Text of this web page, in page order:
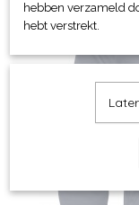
hebben verzameld
hebt verstrekt.